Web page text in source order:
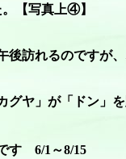
【写真上④】
後訪れるのですが
グヤ」が「ドン」
す 6/1～8/15